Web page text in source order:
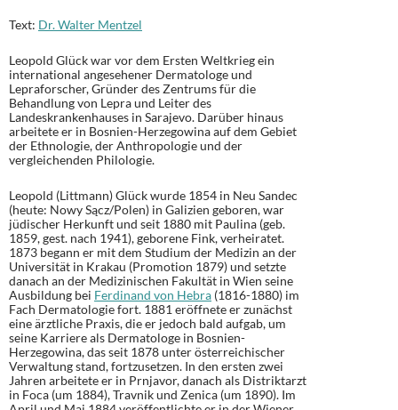
Text: Dr. Walter Mentzel
Leopold Glück war vor dem Ersten Weltkrieg ein
international angesehener Dermatologe und
Lepraforscher, Gründer des Zentrums für die
Behandlung von Lepra und Leiter des
Landeskrankenhauses in Sarajevo. Darüber hinaus
arbeitete er in Bosnien-Herzegowina auf dem Gebiet
der Ethnologie, der Anthropologie und der
vergleichenden Philologie.
Leopold (Littmann) Glück wurde 1854 in Neu Sandec
(heute: Nowy Sącz/Polen) in Galizien geboren, war
jüdischer Herkunft und seit 1880 mit Paulina (geb.
1859, gest. nach 1941), geborene Fink, verheiratet.
1873 begann er mit dem Studium der Medizin an der
Universität in Krakau (Promotion 1879) und setzte
danach an der Medizinischen Fakultät in Wien seine
Ausbildung bei Ferdinand von Hebra (1816-1880) im
Fach Dermatologie fort. 1881 eröffnete er zunächst
eine ärztliche Praxis, die er jedoch bald aufgab, um
seine Karriere als Dermatologe in Bosnien-
Herzegowina, das seit 1878 unter österreichischer
Verwaltung stand, fortzusetzen. In den ersten zwei
Jahren arbeitete er in Prnjavor, danach als Distriktarzt
in Foca (um 1884), Travnik und Zenica (um 1890). Im